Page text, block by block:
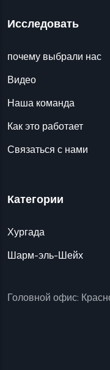
Исследовать
почему выбрали нас
Видео
Наша команда
Как это работает
Связаться с нами
Категории
Хургада
Шарм-эль-Шейх
Головной офис: